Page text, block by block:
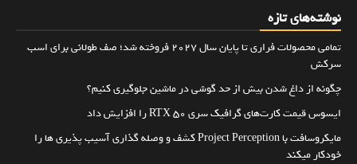
نوشته‌های تازه
تمامی محصولات فراری تا پایان سال ۲۰۲۷ فروخته شد؛ صف طولانی برای اسب
سرکش
چگونه از داغ شدن بیش از حد گوشی در ماشین جلوگیری کنیم؟
ایسوس قیمت کارت‌های گرافیک سری RTX 50 را افزایش داد
مایکروسافت با Project Perception کشف و وصله گذاری آسیب پذیری ها را
خودکار میکند